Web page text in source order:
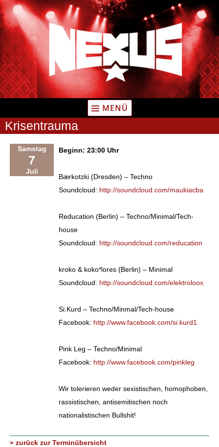
Zum
Inhalt
springen
MENÜ
Krisentrauma
Samstag
7
Juli
Beginn: 23:00 Uhr
Bærkotzki (Dresden) – Techno
Soundcloud: http://soundcloud.com/maukiacba
Reducation (Berlin) – Techno/Minimal/Tech-
house
Soundcloud: http://soundcloud.com/reducation
kroko & koko*lores (Berlin) – Minimal
Soundcloud: http://soundcloud.com/elektroloox
Si.Kurd – Techno/Minmal/Tech-house
Facebook: http://www.facebook.com/si.kurd1
Pink Leg – Techno/Minimal
Facebook: http://www.facebook.com/pinkleg
Wir tolerieren weder sexistischen, homophoben,
rassistischen, antisemitischen noch
nationalistischen Bullshit!
» zurück zur Terminübersicht